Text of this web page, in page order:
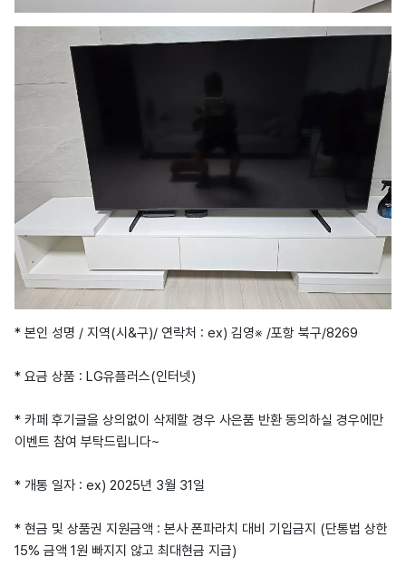
* 본인 성명 / 지역(시&구)/ 연락처 : ex) 김영※ /포항 북구/8269
* 요금 상품 : LG유플러스(인터넷)
* 카페 후기글을 상의없이 삭제할 경우 사은품 반환 동의하실 경우에만
이벤트 참여 부탁드립니다~
* 개통 일자 : ex) 2025년 3월 31일
* 현금 및 상품권 지원금액 : 본사 폰파라치 대비 기입금지 (단통법 상한
15% 금액 1원 빠지지 않고 최대현금 지급)